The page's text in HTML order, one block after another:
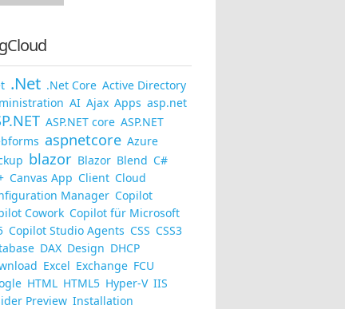
.Net .Net Core Active Directory
AI Ajax Apps asp.net
ASP.NET core ASP.NET
aspnetcore Azure
blazor Blazor Blend C#
Canvas App Client Cloud
Manager Copilot
Cowork Copilot für Microsoft
Copilot Studio Agents CSS CSS3
DAX Design DHCP
Excel Exchange FCU
HTML HTML5 Hyper-V IIS
Preview Installation